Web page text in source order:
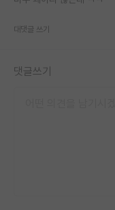
대댓글 쓰기
댓글쓰기